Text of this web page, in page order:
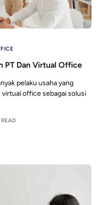
PT Dan Virtual Office
pelaku usaha yang
virtual office sebagai solusi